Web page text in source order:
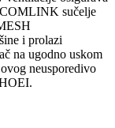
sučelje
i prolazi
na ugodno uskom
neusporedivo